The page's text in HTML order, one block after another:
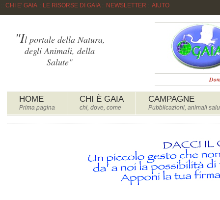
CHI E' GAIA:: LE RISORSE DI GAIA:: NEWSLETTER AIUTO
HOME
Prima pagina
CHI È GAIA
chi, dove, come
CAMPAGNE
Pubblicazioni, animali
"Il portale della Natura,
degli Animali, della
Salute"